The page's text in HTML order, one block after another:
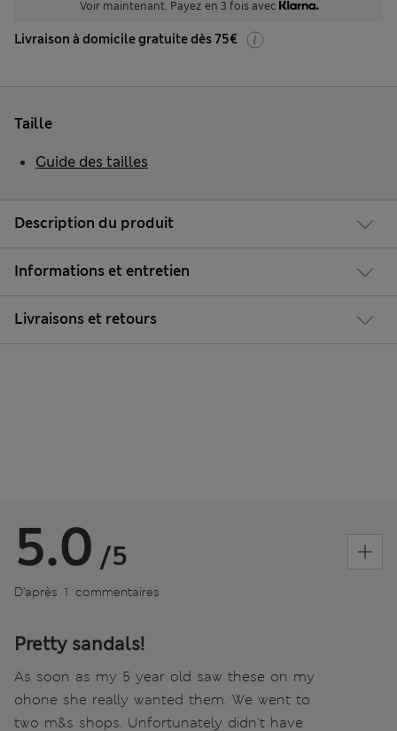
Voir maintenant. Payez en 3 fois avec
Livraison à domicile gratuite dès 75€
Description du produit
Informations et entretien
Livraisons et retours
Taille
Guide des tailles
5.0 /5
D’après 1 commentaires
Pretty sandals!
As soon as my 5 year old saw these on my
ohone she really wanted them. We went to
two m&s shops. Unfortunately didn't have